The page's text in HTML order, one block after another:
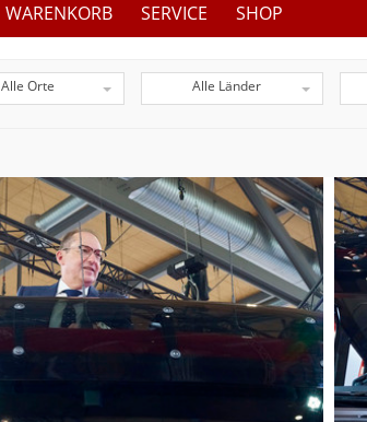
WARENKORB SERVICE SHOP
Alle Orte Alle Länder